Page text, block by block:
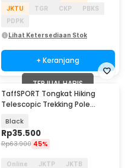
JKTU
TGR CKP
PBKS
PDPK
Lihat Ketersediaan Stok
+ Keranjang
TERJUAL HABIS
TaffSPORT Tongkat Hiking
Telescopic Trekking Pole
Black
Rp35.500
Rp63.900 45%
Online JKTP
JKTB